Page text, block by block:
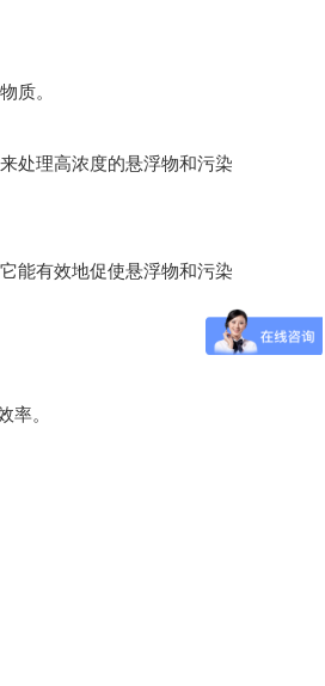
质。
处理高浓度的悬浮物和污染
能有效地促使悬浮物和污染
率。